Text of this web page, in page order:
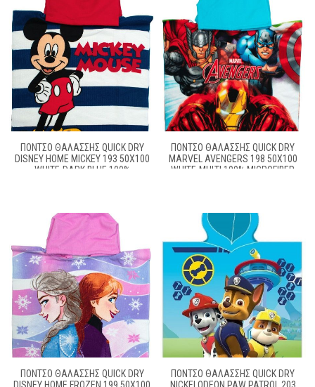
ΠΌΝΤΣΟ ΘΑΛΆΣΣΗΣ QUICK DRY
DISNEY HOME MICKEY 193 50X100
WHITE-DARK BLUE 100%
ΠΌΝΤΣΟ ΘΑΛΆΣΣΗΣ QUICK DRY
MARVEL AVENGERS 198 50X100
WHITE-MULTI 100% MICROFIBER
ΠΌΝΤΣΟ ΘΑΛΆΣΣΗΣ QUICK DRY
ΠΌΝΤΣΟ ΘΑΛΆΣΣΗΣ QUICK DRY